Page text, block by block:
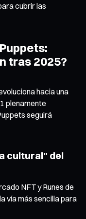
cubrir las
tras 2025?
hacia una
plenamente
seguirá
cultural" del
NFT y Runes de
vía más sencilla para